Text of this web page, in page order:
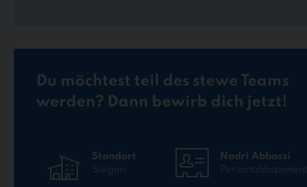
Du möchtest teil des stewe Teams
werden? Dann bewirb dich jetzt!
Standort
Siegen
Nadri Abbassi
Personaldisponent